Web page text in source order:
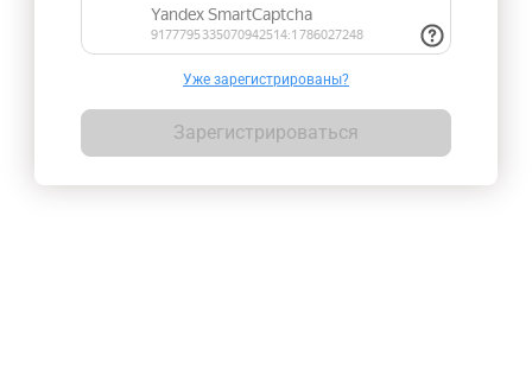
Уже зарегистрированы?
Зарегистрироваться